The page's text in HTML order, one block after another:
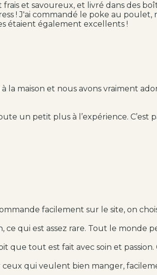
et savoureux, et livré dans des
! J'ai commandé le poke au poulet,
étaient également excellents !
maison et nous avons vraiment
un petit plus à l’expérience.
facilement sur le site, on
ce qui est assez rare. Tout le monde
que tout est fait avec soin et passion.
qui veulent bien manger,